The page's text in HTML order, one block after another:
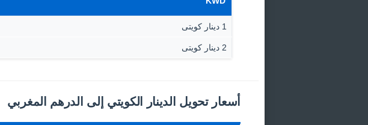
1 دينار كويتى
2 دينار كويتى
أسعار تحويل الدينار الكويتي إلى الدرهم المغربي